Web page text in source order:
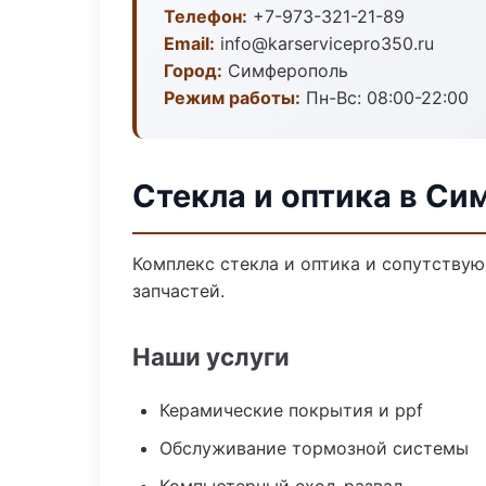
Телефон: +7-973-321-21-89
Email: info@karservicepro350.ru
Город: Симферополь
Режим работы: Пн-Вс: 08:00-22:00
Стекла и оптика в
Комплекс стекла и оптика и
запчастей.
Наши услуги
Керамические покрытия и ppf
Обслуживание тормозной системы